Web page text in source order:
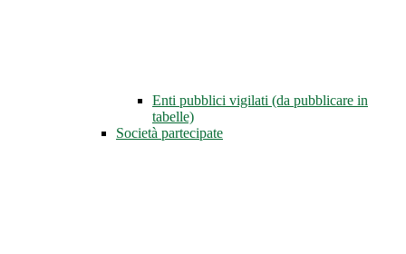
Enti pubblici vigilati (da pubblicare in
tabelle)
Società partecipate